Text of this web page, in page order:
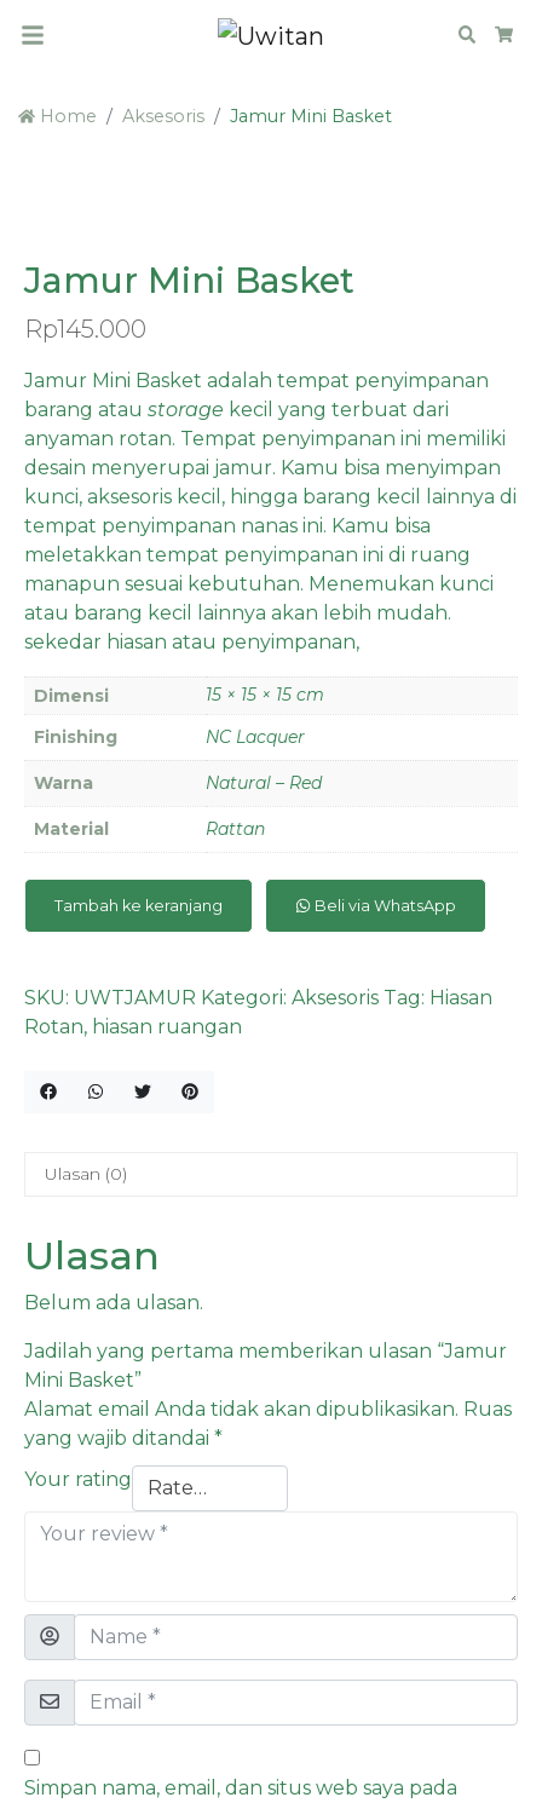
Search
Home Aksesoris Jamur Mini Basket
Jamur Mini Basket
Rp145.000
Jamur Mini Basket adalah tempat penyimpanan
barang atau storage kecil yang terbuat dari
anyaman rotan. Tempat penyimpanan ini memiliki
desain menyerupai jamur. Kamu bisa menyimpan
kunci, aksesoris kecil, hingga barang kecil lainnya di
tempat penyimpanan nanas ini. Kamu bisa
meletakkan tempat penyimpanan ini di ruang
manapun sesuai kebutuhan. Menemukan kunci
atau barang kecil lainnya akan lebih mudah.
sekedar hiasan atau penyimpanan,
Dimensi
15 × 15 × 15 cm
Finishing
NC Lacquer
Warna Natural – Red
Material Rattan
Tambah ke keranjang Beli via WhatsApp
SKU: UWTJAMUR Kategori: Aksesoris Tag: Hiasan
Rotan, hiasan ruangan
Ulasan (0)
Ulasan
Belum ada ulasan.
Jadilah yang pertama memberikan ulasan “Jamur
Mini Basket”
Alamat email Anda tidak akan dipublikasikan. Ruas
yang wajib ditandai *
Your rating
Simpan nama, email, dan situs web saya pada